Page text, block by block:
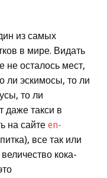
из самых
в мире. Видать
не осталось мест,
ли эскимосы, то ли
то ли
даже такси в
на сайте en-
все так или
кока-